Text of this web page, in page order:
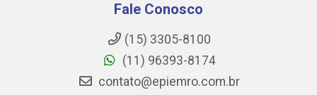
Fale Conosco
(15) 3305-8100
(11) 96393-8174
contato@epiemro.com.br